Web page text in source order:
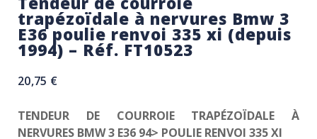
trapézoïdale à nervures Bmw 3
E36 poulie renvoi 335 xi (depuis
1994) – Réf. FT10523
20,75 €
TENDEUR DE COURROIE TRAPÉZOÏDALE À
NERVURES BMW 3 E36 94> POULIE RENVOI 335 XI